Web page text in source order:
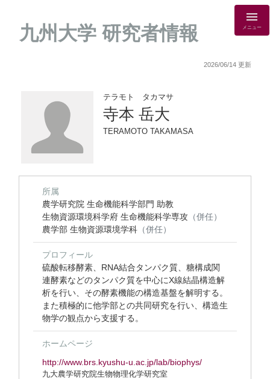
九州大学 研究者情報 メニュー
2026/06/14 更新
テラモト タカマサ
寺本 岳大
TERAMOTO TAKAMASA
所属
農学研究院 生命機能科学部門 助教
生物資源環境科学府 生命機能科学専攻 （併任）
農学部 生物資源環境学科 （併任）
プロフィール
硫酸転移酵素、RNA結合タンパク質、糖構成関
連酵素などのタンパク質を中心にX線結晶構造解
析を行い、その酵素機能の構造基盤を解明する。
また積極的に他学部との共同研究を行い、構造生
物学の観点から支援する。
ホームページ
http://www.brs.kyushu-u.ac.jp/lab/biophys/
九大農学研究院生物物理化学研究室